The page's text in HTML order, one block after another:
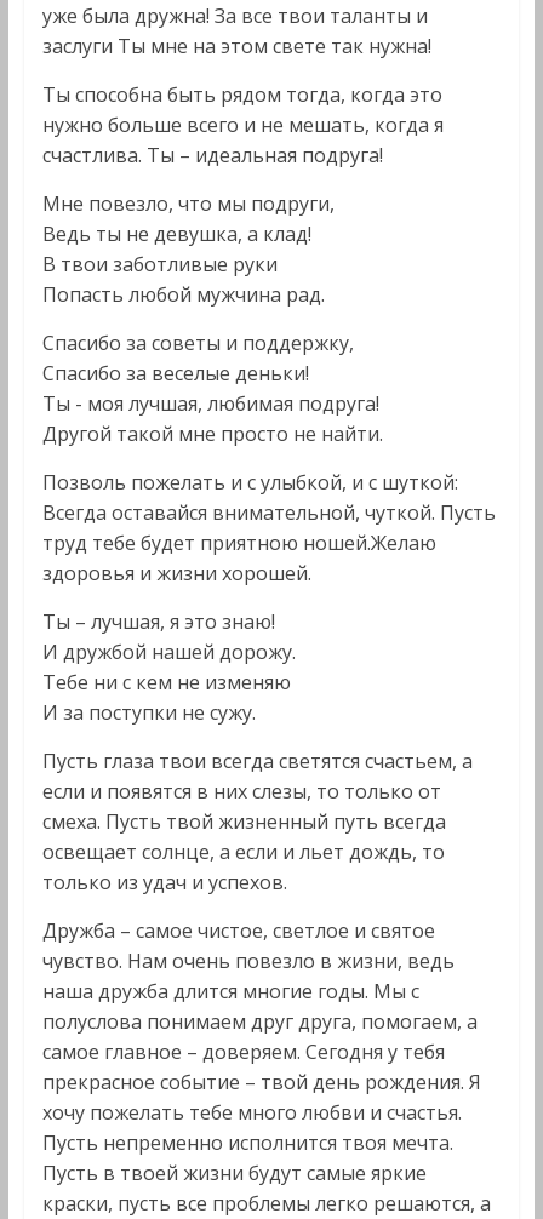
уже была дружна! За все твои таланты и
заслуги Ты мне на этом свете так нужна!
Ты способна быть рядом тогда, когда это
нужно больше всего и не мешать, когда я
счастлива. Ты – идеальная подруга!
Мне повезло, что мы подруги,
Ведь ты не девушка, а клад!
В твои заботливые руки
Попасть любой мужчина рад.
Спасибо за советы и поддержку,
Спасибо за веселые деньки!
Ты - моя лучшая, любимая подруга!
Другой такой мне просто не найти.
Позволь пожелать и с улыбкой, и с шуткой:
Всегда оставайся внимательной, чуткой. Пусть
труд тебе будет приятною ношей.Желаю
здоровья и жизни хорошей.
Ты – лучшая, я это знаю!
И дружбой нашей дорожу.
Тебе ни с кем не изменяю
И за поступки не сужу.
Пусть глаза твои всегда светятся счастьем, а
если и появятся в них слезы, то только от
смеха. Пусть твой жизненный путь всегда
освещает солнце, а если и льет дождь, то
только из удач и успехов.
Дружба – самое чистое, светлое и святое
чувство. Нам очень повезло в жизни, ведь
наша дружба длится многие годы. Мы с
полуслова понимаем друг друга, помогаем, а
самое главное – доверяем. Сегодня у тебя
прекрасное событие – твой день рождения. Я
хочу пожелать тебе много любви и счастья.
Пусть непременно исполнится твоя мечта.
Пусть в твоей жизни будут самые яркие
краски, пусть все проблемы легко решаются, а